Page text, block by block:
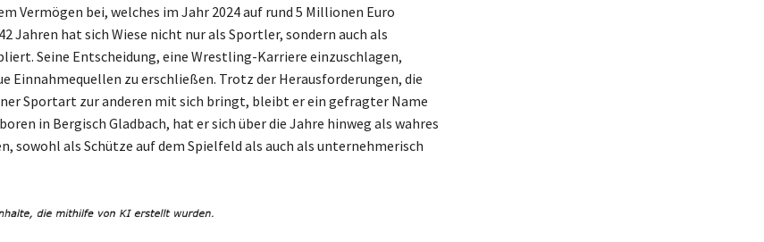
Vermögen bei, welches im Jahr 2024 auf rund 5 Millionen Euro
Jahren hat sich Wiese nicht nur als Sportler, sondern auch als
Seine Entscheidung, eine Wrestling-Karriere einzuschlagen,
Einnahmequellen zu erschließen. Trotz der Herausforderungen, die
Sportart zur anderen mit sich bringt, bleibt er ein gefragter Name
in Bergisch Gladbach, hat er sich über die Jahre hinweg als wahres
sowohl als Schütze auf dem Spielfeld als auch als unternehmerisch